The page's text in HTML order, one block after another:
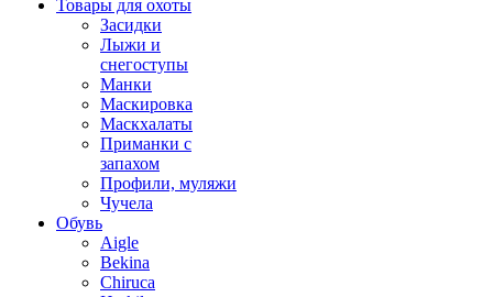
Товары для охоты
Засидки
Лыжи и
снегоступы
Манки
Маскировка
Маскхалаты
Приманки с
запахом
Профили, муляжи
Чучела
Обувь
Aigle
Bekina
Chiruсa